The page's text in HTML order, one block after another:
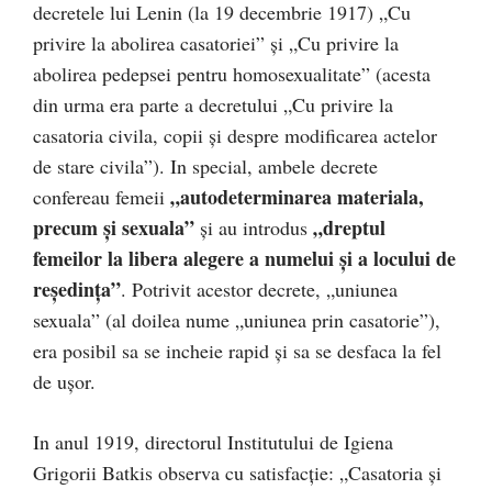
decretele lui Lenin (la 19 decembrie 1917) „Cu
privire la abolirea casatoriei” și „Cu privire la
abolirea pedepsei pentru homosexualitate” (acesta
din urma era parte a decretului „Cu privire la
casatoria civila, copii și despre modificarea actelor
de stare civila”). In special, ambele decrete
confereau femeii „autodeterminarea materiala,
precum și sexuala” și au introdus „dreptul
femeilor la libera alegere a numelui și a locului de
reședința”. Potrivit acestor decrete, „uniunea
sexuala” (al doilea nume „uniunea prin casatorie”),
era posibil sa se incheie rapid și sa se desfaca la fel
de ușor.
In anul 1919, directorul Institutului de Igiena
Grigorii Batkis observa cu satisfacție: „Casatoria și